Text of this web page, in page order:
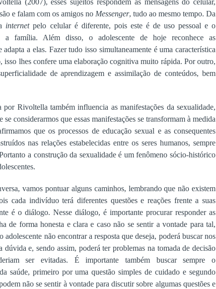
(2007), esses sujeitos respondem às mensagens do celular,
e falam com os amigos no Messenger, tudo ao mesmo tempo. Da
internetpelo celular é diferente, pois este é de uso pessoal e o
a família. Além disso, o adolescente de hoje reconhece as
a elas. Fazer tudo isso simultaneamente é uma característica
isso lhes confere uma elaboração cognitiva muito rápida. Por outro,
de aprendizagem e assimilação de conteúdos, bem
por Rivoltella também influencia as manifestações da sexualidade,
se considerarmos que essas manifestações se transformam à medida
que os processos de educação sexual e as consequentes
nas relações estabelecidas entre os seres humanos, sempre
a construção da sexualidade é um fenômeno sócio-histórico
vamos pontuar alguns caminhos, lembrando que não existem
cada indivíduo terá diferentes questões e reações frente a suas
é o diálogo. Nesse diálogo, é importante procurar responder as
de forma honesta e clara e caso não se sentir a vontade para tal,
não encontrar a resposta que deseja, poderá buscar nos
dúvida e, sendo assim, poderá ter problemas na tomada de decisão
ser evitadas. É importante também buscar sempre o
saúde, primeiro por uma questão simples de cuidado e segundo
não se sentir à vontade para discutir sobre algumas questões e